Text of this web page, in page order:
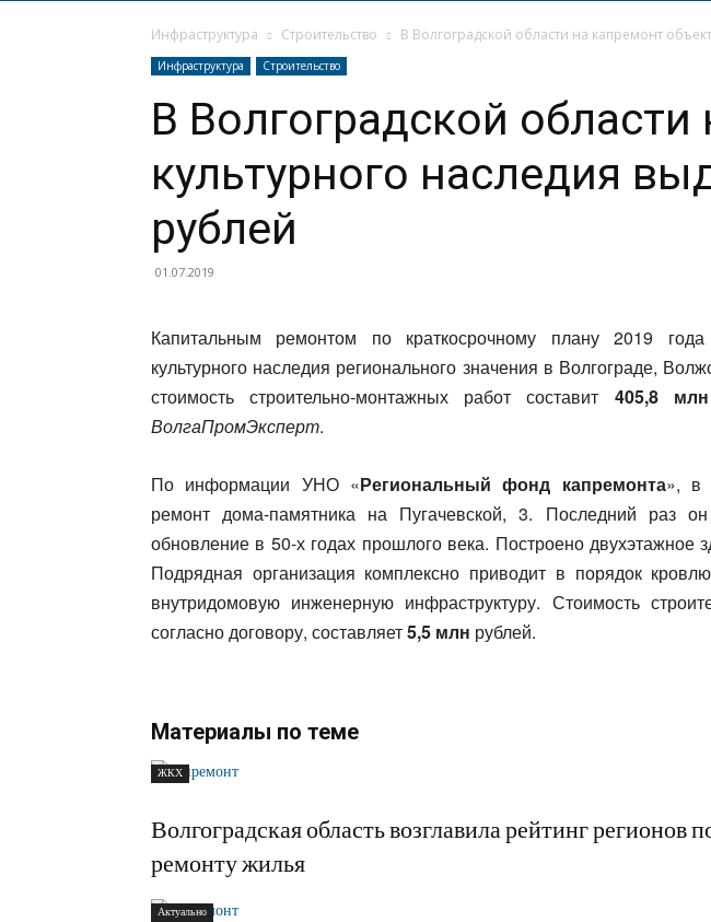
Инфраструктура Строительство В Волгоградской области на капремонт
Инфраструктура Строительство
В Волгоградской
культурного наследия
рублей
01.07.2019
Капитальным ремонтом по краткосрочному плану 2019
культурного наследия регионального значения в Волгограде,
стоимость строительно-монтажных работ составит 405,8 млн
ВолгаПромЭксперт.
По информации УНО «Региональный фонд капремонта», в
ремонт дома-памятника на Пугачевской, 3. Последний раз он
обновление в 50-х годах прошлого века. Построено двухэтажное
Подрядная организация комплексно приводит в порядок
внутридомовую инженерную инфраструктуру. Стоимость
согласно договору, составляет5,5 млн рублей.
Материалы по теме
ЖКХ
Волгоградская область возглавила рейтинг регионов
ремонту жилья
Актуально